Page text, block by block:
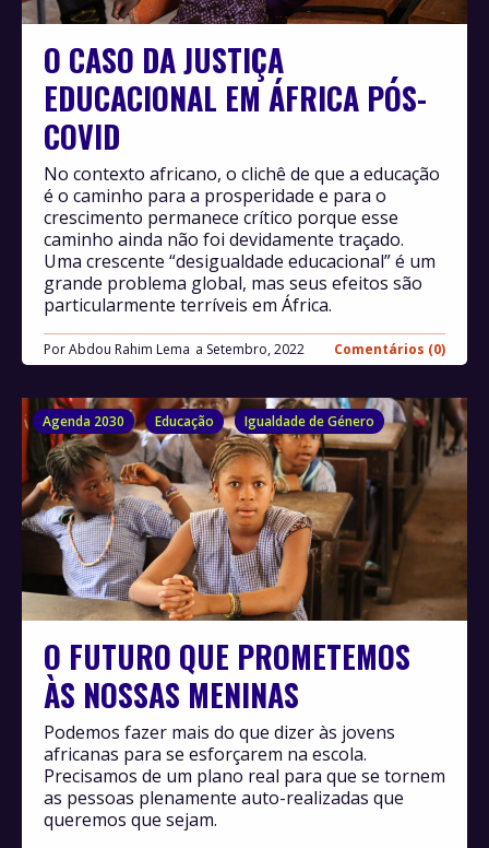
O CASO DA JUSTIÇA
EDUCACIONAL EM ÁFRICA PÓS-
COVID
PorAbdou Rahim Lema Setembro, 2022 Comentários (0)
No contexto africano, o clichê de que a educação
é o caminho para a prosperidade e para o
crescimento permanece crítico porque esse
caminho ainda não foi devidamente traçado.
Uma crescente “desigualdade educacional” é um
grande problema global, mas seus efeitos são
particularmente terríveis em África.
Agenda 2030 Educação Igualdade de Género
O FUTURO QUE PROMETEMOS
ÀS NOSSAS MENINAS
Podemos fazer mais do que dizer às jovens
africanas para se esforçarem na escola.
Precisamos de um plano real para que se tornem
as pessoas plenamente auto-realizadas que
queremos que sejam.